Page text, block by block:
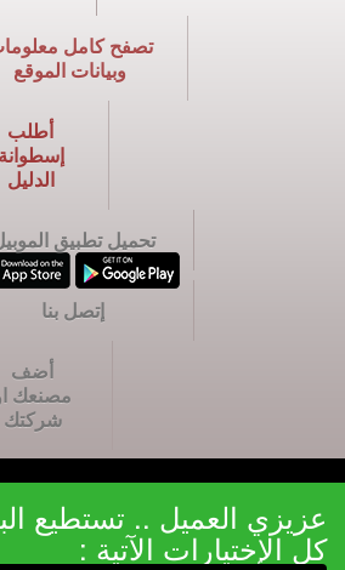
تصفح كامل
وبيانات الموقع
أطلب
إسطوانة
الدليل
تحميل تطبيق
إتصل بنا
أضف
مصنعك
شركتك
عزيزي العميل .. تستطيع
كل الإختيارات الآتية :